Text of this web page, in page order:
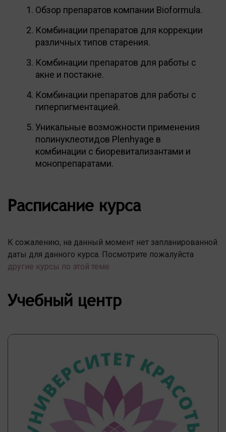
Обзор препаратов компании Bioformula.
Комбинации препаратов для коррекции
различных типов старения.
Комбинации препаратов для работы с
акне и постакне.
Комбинации препаратов для работы с
гиперпигментацией.
Уникальные возможности применения
полинуклеотидов Plenhyage в
комбинации с биоревитализантами и
монопрепаратами.
Расписание курса
К сожалению, на данный момент нет запланированной
даты для данного курса. Посмотрите пожалуйста
другие курсы по этой теме
Учебный центр